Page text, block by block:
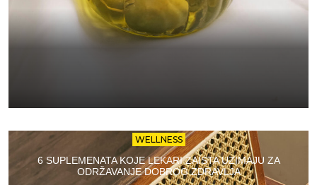
WELLNESS
6 SUPLEMENATA KOJE LEKARI ZAISTA UZIMAJU ZA
ODRŽAVANJE DOBROG ZDRAVLJA